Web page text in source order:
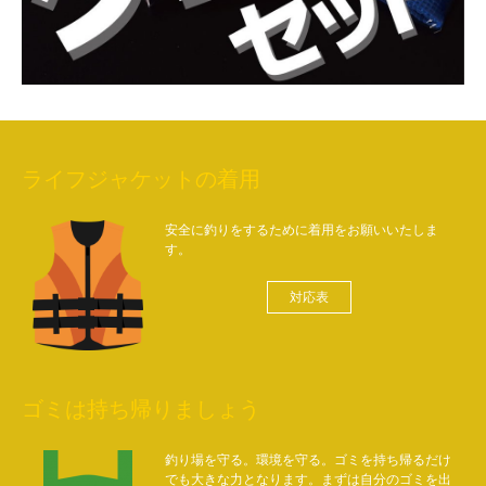
ライフジャケットの着用
安全に釣りをするために着用をお願いいたしま
す。
対応表
ゴミは持ち帰りましょう
釣り場を守る。環境を守る。ゴミを持ち帰るだけ
でも大きな力となります。まずは自分のゴミを出